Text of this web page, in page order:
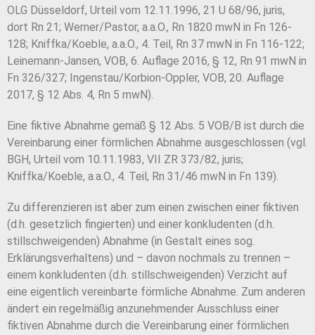
OLG Düsseldorf, Urteil vom 12.11.1996, 21 U 68/96, juris,
dort Rn 21; Werner/Pastor, a.a.O., Rn 1820 mwN in Fn 126-
128; Kniffka/Koeble, a.a.O., 4. Teil, Rn 37 mwN in Fn 116-122;
Leinemann-Jansen, VOB, 6. Auflage 2016, § 12, Rn 91 mwN in
Fn 326/327; Ingenstau/Korbion-Oppler, VOB, 20. Auflage
2017, § 12 Abs. 4, Rn 5 mwN).
Eine fiktive Abnahme gemäß § 12 Abs. 5 VOB/B ist durch die
Vereinbarung einer förmlichen Abnahme ausgeschlossen (vgl.
BGH, Urteil vom 10.11.1983, VII ZR 373/82, juris;
Kniffka/Koeble, a.a.O., 4. Teil, Rn 31/46 mwN in Fn 139).
Zu differenzieren ist aber zum einen zwischen einer fiktiven
(d.h. gesetzlich fingierten) und einer konkludenten (d.h.
stillschweigenden) Abnahme (in Gestalt eines sog.
Erklärungsverhaltens) und – davon nochmals zu trennen –
einem konkludenten (d.h. stillschweigenden) Verzicht auf
eine eigentlich vereinbarte förmliche Abnahme. Zum anderen
ändert ein regelmäßig anzunehmender Ausschluss einer
fiktiven Abnahme durch die Vereinbarung einer förmlichen